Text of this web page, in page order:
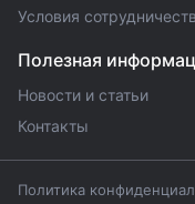
Условия
Полезная
Новости и статьи
Контакты
Политика